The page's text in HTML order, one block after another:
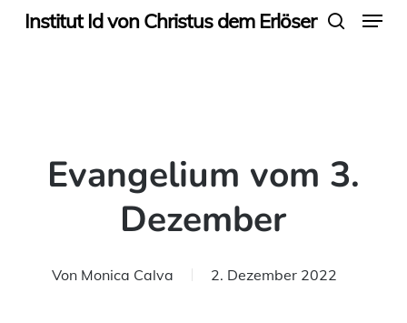
SkipInstitut Id von Christus dem Erlöser Menu
Evangelium vom 3.
Dezember
Von Monica Calva 2. Dezember 2022